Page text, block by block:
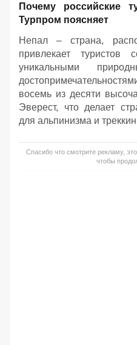
Почему российские
Турпром поясняет
Непал – страна,
привлекает
уникальными
восемь из десяти
Эверест, что делает
для альпинизма и
Спасибо что смотрите рекламу,
чтобы